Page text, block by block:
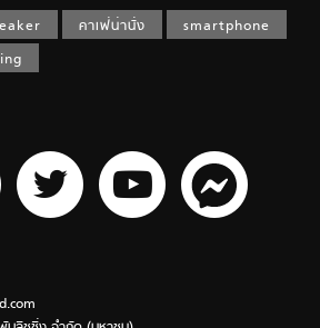
คาเฟ่น่านั่ง
smartphone